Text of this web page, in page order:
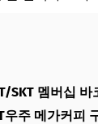
SKT 멤버십 바
우주 메가커피